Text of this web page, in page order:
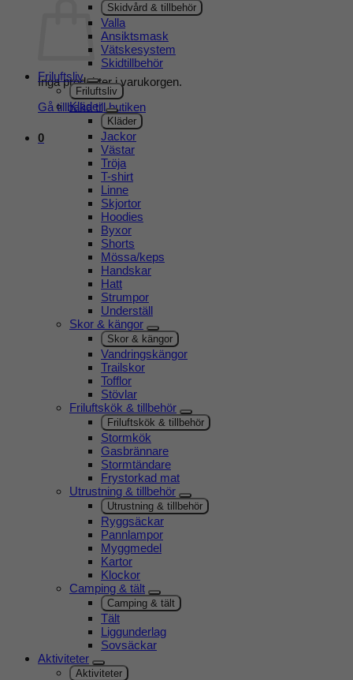
Inga produkter i varukorgen.
Gå tillbaka till butiken
0
Skidvård & tillbehör
Valla
Ansiktsmask
Vätskesystem
Skidtillbehör
Friluftsliv
Friluftsliv
Kläder
Kläder
Jackor
Västar
Tröja
T-shirt
Linne
Skjortor
Hoodies
Byxor
Shorts
Mössa/keps
Handskar
Hatt
Strumpor
Underställ
Skor & kängor
Skor & kängor
Vandringskängor
Trailskor
Tofflor
Stövlar
Friluftskök & tillbehör
Friluftskök & tillbehör
Stormkök
Gasbrännare
Stormtändare
Frystorkad mat
Utrustning & tillbehör
Utrustning & tillbehör
Ryggsäckar
Pannlampor
Myggmedel
Kartor
Klockor
Camping & tält
Camping & tält
Tält
Liggunderlag
Sovsäckar
Aktiviteter
Aktiviteter